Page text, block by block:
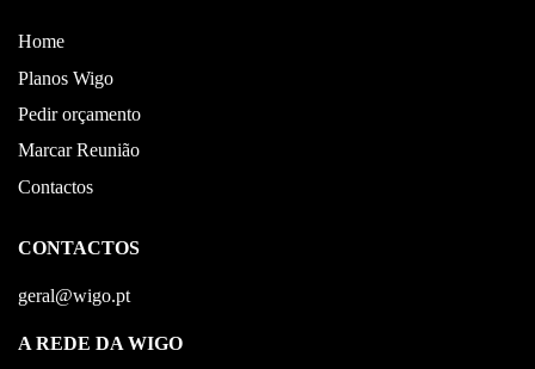
Home
Planos Wigo
Pedir orçamento
Marcar Reunião
Contactos
CONTACTOS
geral@wigo.pt
A REDE DA WIGO